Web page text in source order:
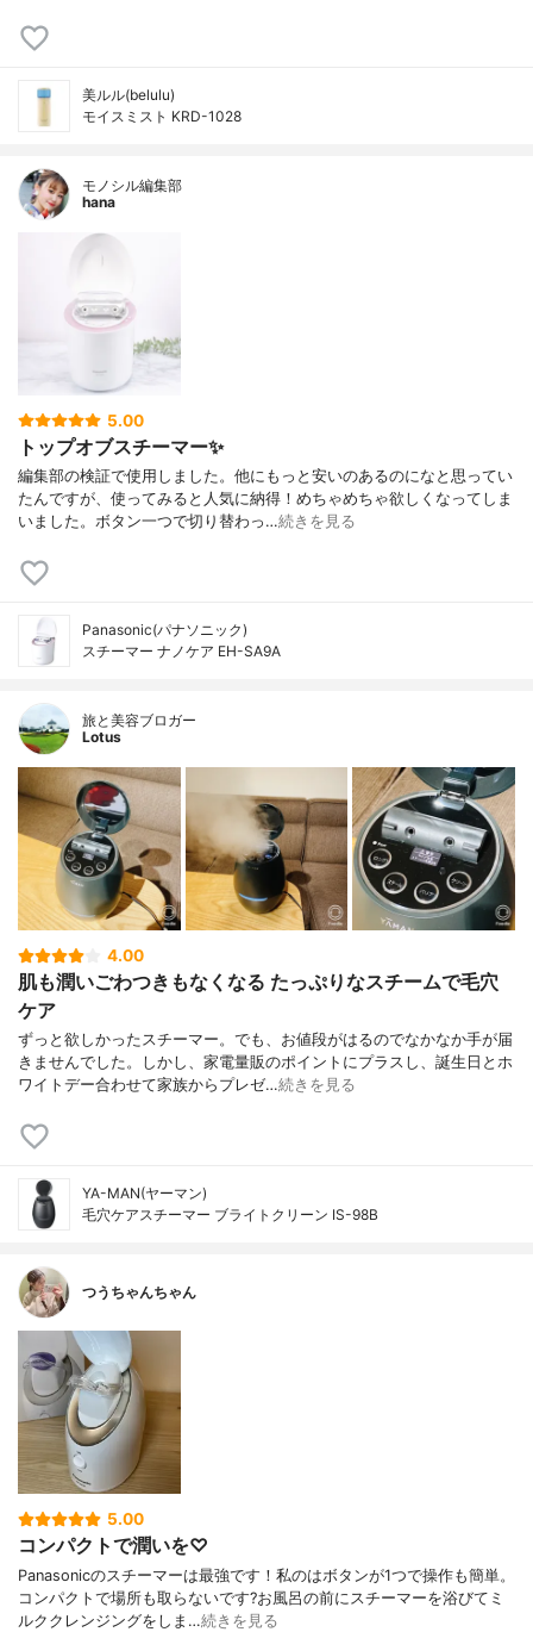
美ルル(belulu)
モイスミスト KRD-1028
モノシル編集部
hana
5.00
トップオブスチーマー✨
編集部の検証で使用しました。他にもっと安いのあるのになと思ってい
たんですが、使ってみると人気に納得！めちゃめちゃ欲しくなってしま
いました。ボタン一つで切り替わっ…続きを見る
Panasonic(パナソニック)
スチーマー ナノケア EH-SA9A
旅と美容ブロガー
Lotus
4.00
肌も潤いごわつきもなくなる たっぷりなスチームで毛穴
ケア
ずっと欲しかったスチーマー。でも、お値段がはるのでなかなか手が届
きませんでした。しかし、家電量販のポイントにプラスし、誕生日とホ
ワイトデー合わせて家族からプレゼ…続きを見る
YA-MAN(ヤーマン)
毛穴ケアスチーマー ブライトクリーン IS-98B
つうちゃんちゃん
5.00
コンパクトで潤いを♡
Panasonicのスチーマーは最強です！私のはボタンが1つで操作も簡単。
コンパクトで場所も取らないです?お風呂の前にスチーマーを浴びてミ
ルククレンジングをしま…続きを見る